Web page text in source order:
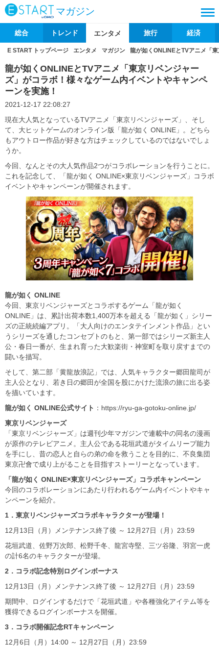
マガジン
総合 トレンド エンタメ 旅行 経済
E START トップページ エンタメ マガジン 龍が如くONLINEとTVアニメ「
龍が如くONLINEとTVアニメ「東京リベンジャー
ズ」がコラボ！様々なゲーム内イベントやキャンペ
ーンを実施！
2021-12-17 22:08:27
現在大人気となっているTVアニメ「東京リベンジャーズ」、そし
て、大ヒットゲームのオンライン版「龍が如く ONLINE」。どちら
もアウトロー作品が好きな方はチェックしているのではないでしょ
うか。
今回、なんとその大人気作品2つがコラボレーションを行うことに。
これを記念して、「龍が如く ONLINE×東京リベンジャーズ」コラボ
イベントやキャンペーンが開催されます。
龍が如く ONLINE
今回、東京リベンジャーズとコラボするゲーム「龍が如く
ONLINE」は、累計出荷本数1,400万本を超える「龍が如く」シリー
ズの正統続編アプリ。「大人向けのエンタテインメント作品」とい
うシリーズを通したコンセプトのもと、第一部ではシリーズ新主人
公・春日一番が、生まれ育った大歓楽街・神室町を取り戻すまでの
闘いを描写。
そして、第二部「黄龍放浪記」では、人気キャラクター郷田龍司が
主人公となり、若き日の郷田が全国を股にかけた流浪の旅に出る姿
を描いています。
龍が如く ONLINE公式サイト ：https://ryu-ga-gotoku-online.jp/
東京リベンジャーズ
「東京リベンジャーズ」は週刊少年マガジンで連載中の同名の漫画
が原作のテレビアニメ。主人公である花垣武道がタイムリープ能力
を手にし、昔の恋人と自らの弟の命を救うことを目的に、不良集団
東京卍會で成り上がることを目指すストーリーとなっています。
「龍が如く ONLINE×東京リベンジャーズ」コラボキャンペーン
今回のコラボレーションにあたり行われるゲーム内イベントやキャ
ンペーンを紹介。
1 ．東京リベンジャーズコラボキャラクターが登場！
12月13日（月）メンテナンス終了後 ～ 12月27日（月）23:59
花垣武道、佐野万次郎、松野千冬、龍宮寺堅、三ツ谷隆、羽宮一虎
の計6名のキャラクターが登場。
2 ．コラボ記念特別ログインボーナス
12月13日（月）メンテナンス終了後 ～ 12月27日（月）23:59
期間中、ログインするだけで「花垣武道」や各種強化アイテム等を
獲得できるログインボーナスを開催。
3 ．コラボ開催記念RTキャンペーン
12月6日（月）14:00 ～ 12月27日（月）23:59